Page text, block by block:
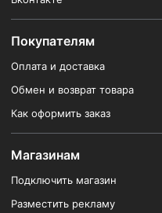
Покупателям
Оплата и доставка
Обмен и возврат товара
Как оформить заказ
Магазинам
Подключить магазин
Разместить рекламу